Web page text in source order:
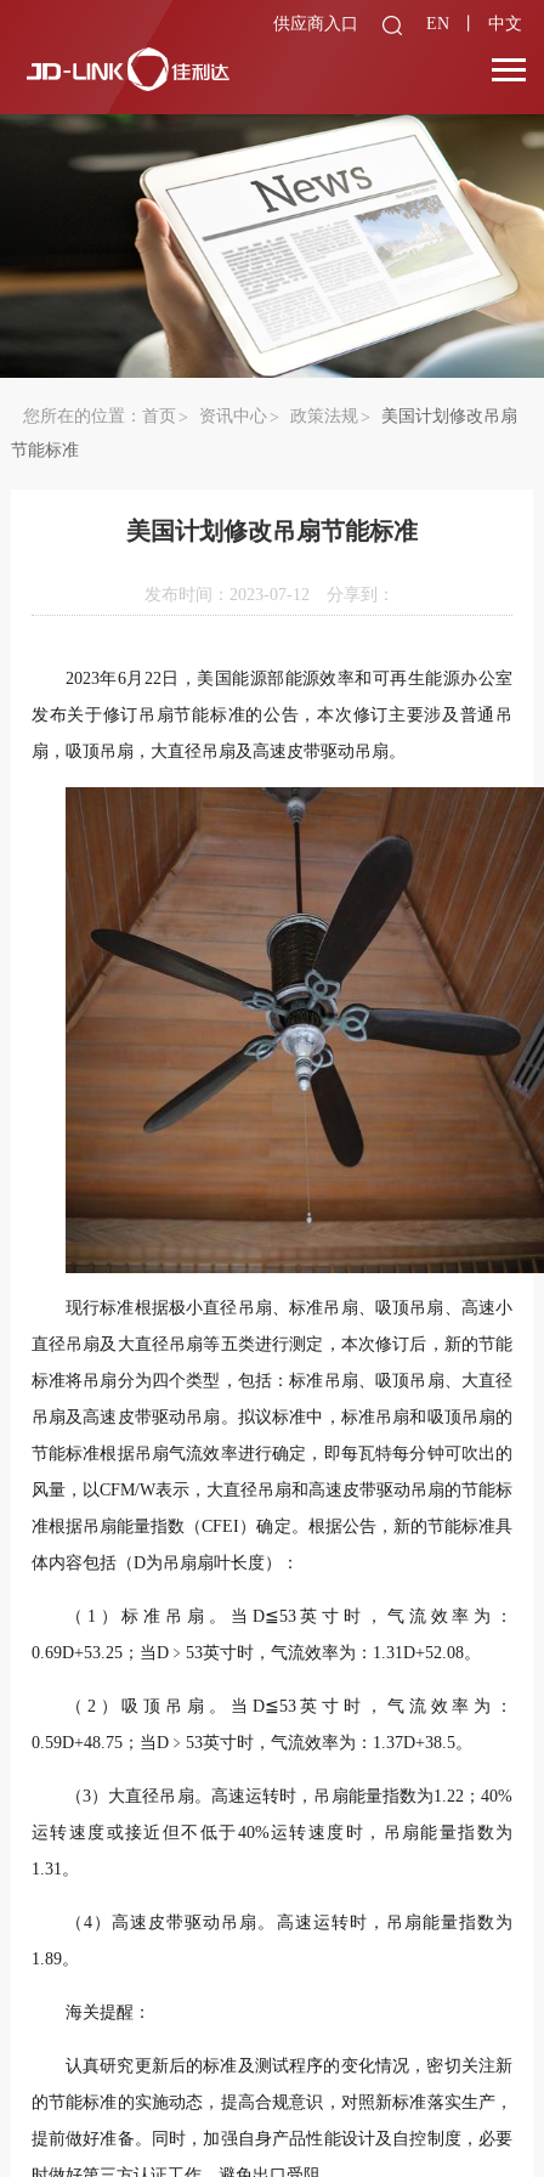
供应商入口 EN 中文
您所在的位置： 首页 资讯中心 政策法规
美国计划修改吊扇
节能标准
美国计划修改吊扇节能标准
发布时间：2023-07-12 分享到：
2023年6月22日，美国能源部能源效率和可再生能源办公室
发布关于修订吊扇节能标准的公告，本次修订主要涉及普通吊
扇，吸顶吊扇，大直径吊扇及高速皮带驱动吊扇。
现行标准根据极小直径吊扇、标准吊扇、吸顶吊扇、高速小
直径吊扇及大直径吊扇等五类进行测定，本次修订后，新的节能
标准将吊扇分为四个类型，包括：标准吊扇、吸顶吊扇、大直径
吊扇及高速皮带驱动吊扇。拟议标准中，标准吊扇和吸顶吊扇的
节能标准根据吊扇气流效率进行确定，即每瓦特每分钟可吹出的
风量，以CFM/W表示，大直径吊扇和高速皮带驱动吊扇的节能标
准根据吊扇能量指数（CFEI）确定。根据公告，新的节能标准具
体内容包括（D为吊扇扇叶长度）：
（1）标准吊扇。当D≦53英寸时，气流效率为：
0.69D+53.25；当D﹥53英寸时，气流效率为：1.31D+52.08。
（2）吸顶吊扇。当D≦53英寸时，气流效率为：
0.59D+48.75；当D﹥53英寸时，气流效率为：1.37D+38.5。
（3）大直径吊扇。高速运转时，吊扇能量指数为1.22；40%
运转速度或接近但不低于40%运转速度时，吊扇能量指数为
1.31。
（4）高速皮带驱动吊扇。高速运转时，吊扇能量指数为
1.89。
海关提醒：
认真研究更新后的标准及测试程序的变化情况，密切关注新
的节能标准的实施动态，提高合规意识，对照新标准落实生产，
提前做好准备。同时，加强自身产品性能设计及自控制度，必要